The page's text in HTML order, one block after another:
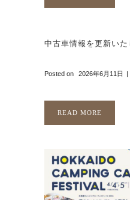
中古車情報を更新いた
Posted on 2026年6月11日
READ MORE